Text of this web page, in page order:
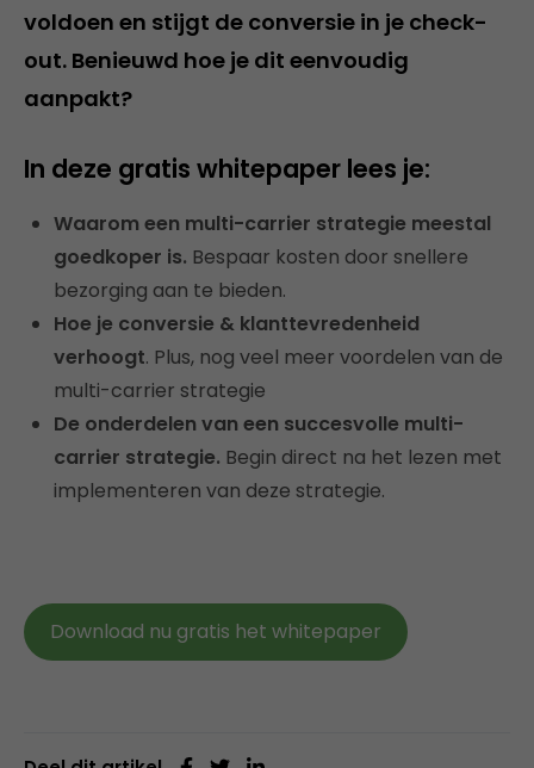
voldoen en stijgt de conversie in je check-
out. Benieuwd hoe je dit eenvoudig
aanpakt?
In deze gratis whitepaper lees je:
Waarom een multi-carrier strategie meestal
goedkoper is. Bespaar kosten door snellere
bezorging aan te bieden.
Hoe je conversie & klanttevredenheid
verhoogt. Plus, nog veel meer voordelen van de
multi-carrier strategie
De onderdelen van een succesvolle multi-
carrier strategie. Begin direct na het lezen met
implementeren van deze strategie.
Download nu gratis het whitepaper